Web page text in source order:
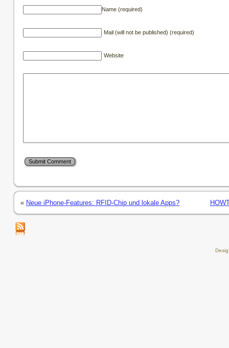
Name (required)
Mail (will not be published) (required)
Website
« Neue iPhone-Features: RFID-Chip und lokale Apps?